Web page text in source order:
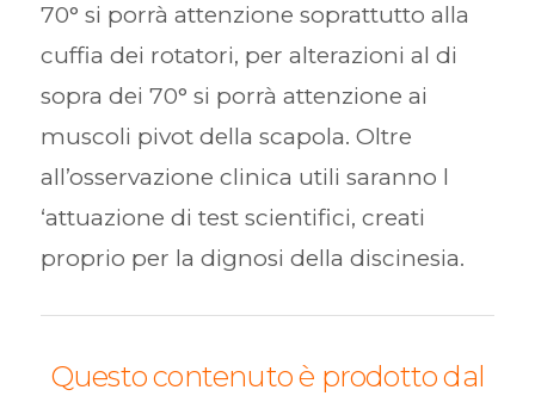
70° si porrà attenzione soprattutto alla
cuffia dei rotatori, per alterazioni al di
sopra dei 70° si porrà attenzione ai
muscoli pivot della scapola. Oltre
all’osservazione clinica utili saranno l
‘attuazione di test scientifici, creati
proprio per la dignosi della discinesia.
Questo contenuto è prodotto dal